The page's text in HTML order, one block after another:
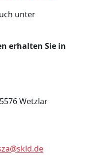
unter
erhalten Sie in
Wetzlar